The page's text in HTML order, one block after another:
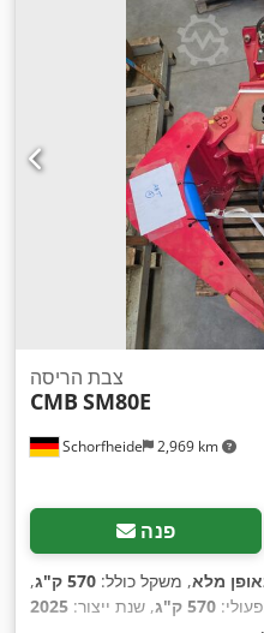
Schorfheide 2,969 km
צבת הריסה
CMB SM80E
פנה
מלא, משקל כולל: 570 ק"ג
,
570 ק"ג , שנת ייצור: 2025